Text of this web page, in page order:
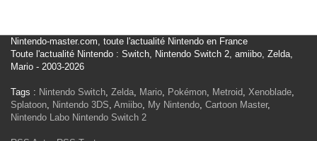
Nintendo-master.com, toute l'actualité Nintendo en France
Toute l'actualité Nintendo : Switch, Nintendo Switch 2, amiibo, Zelda,
Mario - 2003-2026
Tags : Nintendo Switch, Zelda, Mario, Pokémon, Metroid, Xenoblade,
Splatoon, Nintendo 3DS, Amiibo, My Nintendo, Cartoon Master,
Nintendo Labo Nintendo Switch 2